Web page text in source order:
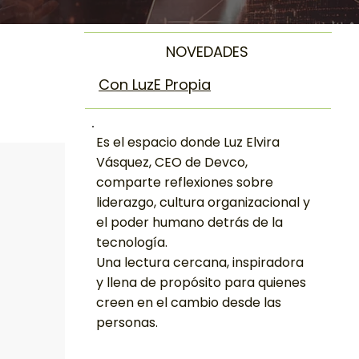
NOVEDADES
Con LuzE Propia
Es el espacio donde Luz Elvira
Vásquez, CEO de Devco,
comparte reflexiones sobre
liderazgo, cultura organizacional y
el poder humano detrás de la
tecnología.
Una lectura cercana, inspiradora
y llena de propósito para quienes
creen en el cambio desde las
personas.